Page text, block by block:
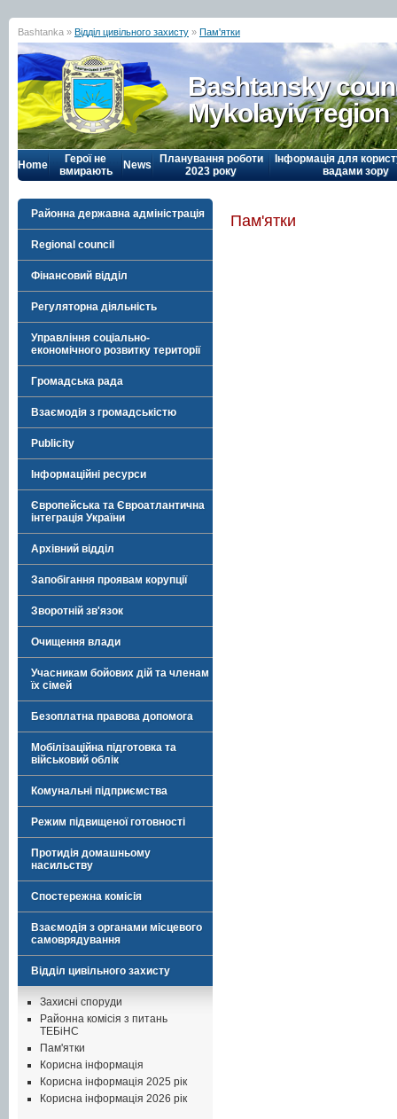
Bashtanka » Відділ цивільного захисту » Пам'ятки
Bashtansky
Mykolayiv region
Home
Герої не
вмирають
News
Планування роботи
2023 року
Інформація для
вадами зору
Районна державна адміністрація
Regional council
Фінансовий відділ
Регуляторна діяльність
Управління соціально-
економічного розвитку території
Громадська рада
Взаємодія з громадськістю
Publicity
Інформаційні ресурси
Європейська та Євроатлантична
інтеграція України
Архівний відділ
Запобігання проявам корупції
Зворотній зв'язок
Очищення влади
Учасникам бойових дій та членам
їх сімей
Безоплатна правова допомога
Мобілізаційна підготовка та
військовий облік
Комунальні підприємства
Режим підвищеної готовності
Протидія домашньому
насильству
Спостережна комісія
Взаємодія з органами місцевого
самоврядування
Відділ цивільного захисту
Захисні споруди
Районна комісія з питань
ТЕБіНС
Пам'ятки
Корисна інформація
Корисна інформація 2025 рік
Корисна інформація 2026 рік
Пам'ятки